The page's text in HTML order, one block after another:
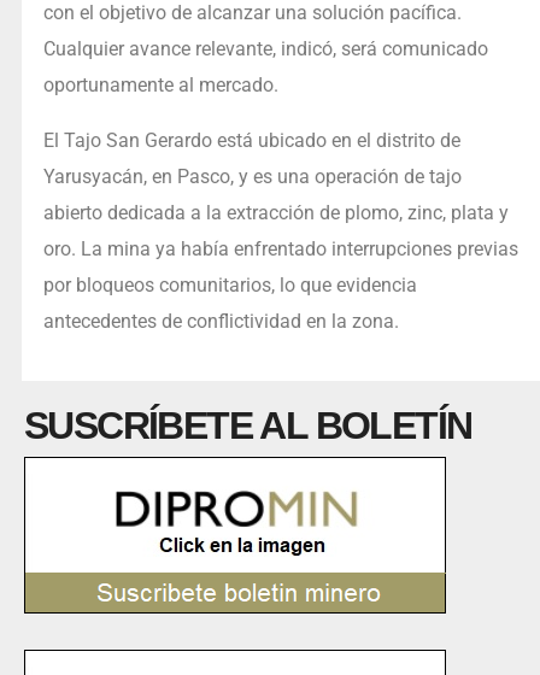
con el objetivo de alcanzar una solución pacífica.
Cualquier avance relevante, indicó, será comunicado
oportunamente al mercado.
El Tajo San Gerardo está ubicado en el distrito de
Yarusyacán, en Pasco, y es una operación de tajo
abierto dedicada a la extracción de plomo, zinc, plata y
oro. La mina ya había enfrentado interrupciones previas
por bloqueos comunitarios, lo que evidencia
antecedentes de conflictividad en la zona.
SUSCRÍBETE AL BOLETÍN